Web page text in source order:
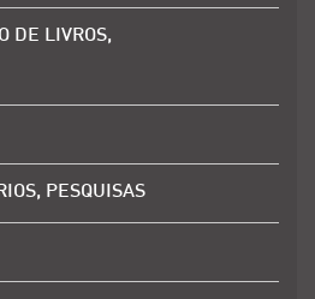
DE LIVROS,
PESQUISAS